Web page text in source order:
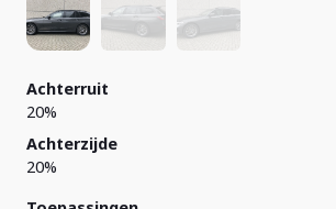
Achterruit
20%
Achterzijde
20%